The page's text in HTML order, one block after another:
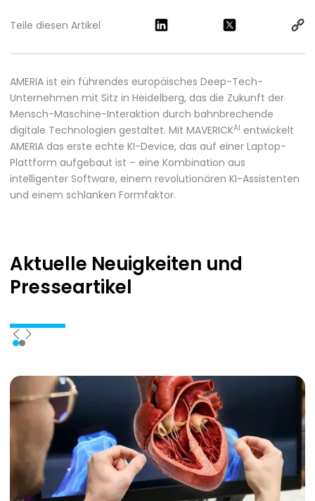
Teile diesen Artikel
AMERIA ist ein führendes europäisches Deep-Tech-
Unternehmen mit Sitz in Heidelberg, das die Zukunft der
Mensch-Maschine-Interaktion durch bahnbrechende
digitale Technologien gestaltet. Mit MAVERICKAI entwickelt
AMERIA das erste echte KI-Device, das auf einer Laptop-
Plattform aufgebaut ist – eine Kombination aus
intelligenter Software, einem revolutionären KI-Assistenten
und einem schlanken Formfaktor.
Aktuelle Neuigkeiten und
Presseartikel